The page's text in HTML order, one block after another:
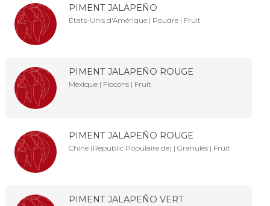
PIMENT JALAPEÑO
États-Unis d'Amérique | Poudre | Fruit
PIMENT JALAPEÑO ROUGE
Mexique | Flocons | Fruit
PIMENT JALAPEÑO ROUGE
Chine (Republic Populaire de) | Granulés | Fruit
PIMENT JALAPEÑO VERT